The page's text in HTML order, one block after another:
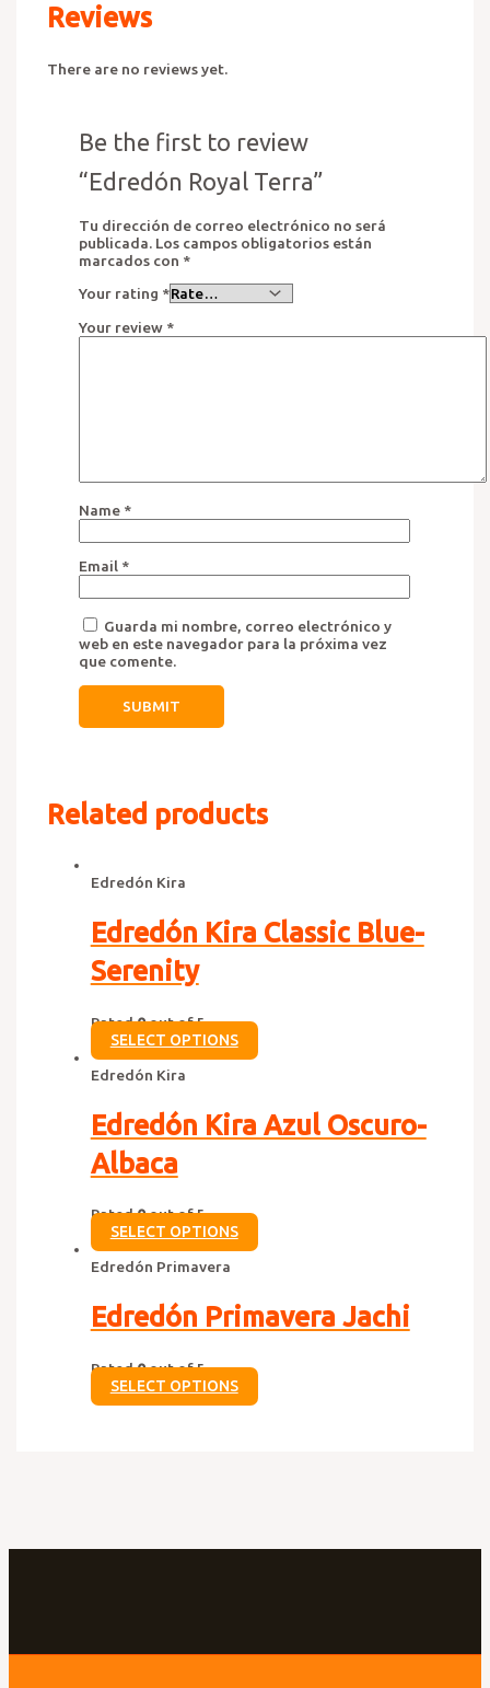
Reviews
There are no reviews yet.
Be the first to review
“Edredón Royal Terra”
Tu dirección de correo electrónico no será
publicada. Los campos obligatorios están
marcados con *
Your rating *
Your review *
Name *
Email *
Guarda mi nombre, correo electrónico y
web en este navegador para la próxima vez
que comente.
Related products
Edredón Kira
Edredón Kira Classic Blue-
Serenity
Rated0out of 5
SELECT OPTIONS
Edredón Kira
Edredón Kira Azul Oscuro-
Albaca
Rated0out of 5
SELECT OPTIONS
Edredón Primavera
Edredón Primavera Jachi
Rated0out of 5
SELECT OPTIONS